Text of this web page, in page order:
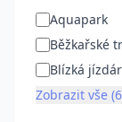
Aquapark
Běžkařské
Blízká
Zobrazit vše